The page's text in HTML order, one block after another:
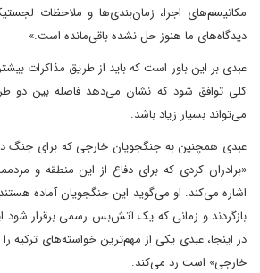
مکانیسم‌های اجرا، زمان‌بندی‌ها و ملاحظات
دیدگاه‌های ما هنوز حل نشده باقی‌مانده است.»
عبدی بر این باور است که باید از طریق مذاکرات
کلی توافق شود که نشان می‌دهد فاصله بین دو
می‌تواند بسیار زیاد باشد.
«برادران کردی که برای دفاع از این منطقه و
اشاره می‌کند. او می‌گوید این جنگجویان آماده
بازگردند و زمانی که یک آتش‌بس رسمی برقرار شود
در اینجا، عبدی یکی از مهم‌ترین خواسته‌های ترکیه
خارجی» است رد می‌کند.